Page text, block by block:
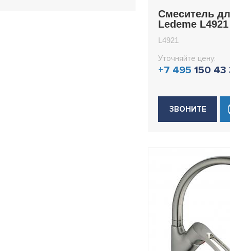
Смеситель
Ledeme L4921
L4921
Уточняйте цену:
+7 495 150 43
ЗВОНИТЕ